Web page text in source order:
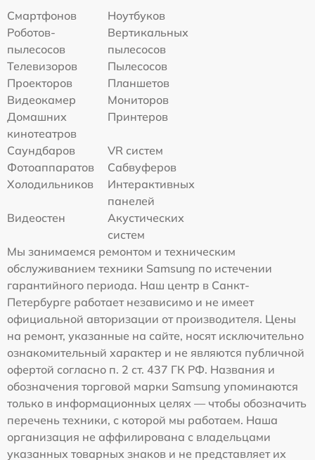
Смартфонов
Ноутбуков
Роботов-
пылесосов
Вертикальных
пылесосов
Телевизоров
Пылесосов
Проекторов
Планшетов
Видеокамер
Мониторов
Домашних
кинотеатров
Принтеров
Саундбаров
VR систем
Фотоаппаратов
Сабвуферов
Холодильников
Интерактивных
панелей
Видеостен
Акустических
систем
Мы занимаемся ремонтом и техническим
обслуживанием техники Samsung по истечении
гарантийного периода. Наш центр в Санкт-
Петербурге работает независимо и не имеет
официальной авторизации от производителя. Цены
на ремонт, указанные на сайте, носят исключительно
ознакомительный характер и не являются публичной
офертой согласно п. 2 ст. 437 ГК РФ. Названия и
обозначения торговой марки Samsung упоминаются
только в информационных целях — чтобы обозначить
перечень техники, с которой мы работаем. Наша
организация не аффилирована с владельцами
указанных товарных знаков и не представляет их